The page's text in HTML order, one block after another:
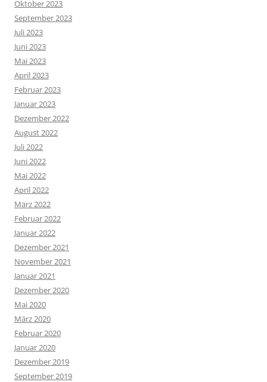
Oktober 2023
September 2023
Juli 2023
Juni 2023
Mai 2023
April 2023
Februar 2023
Januar 2023
Dezember 2022
August 2022
Juli 2022
Juni 2022
Mai 2022
April 2022
März 2022
Februar 2022
Januar 2022
Dezember 2021
November 2021
Januar 2021
Dezember 2020
Mai 2020
März 2020
Februar 2020
Januar 2020
Dezember 2019
September 2019